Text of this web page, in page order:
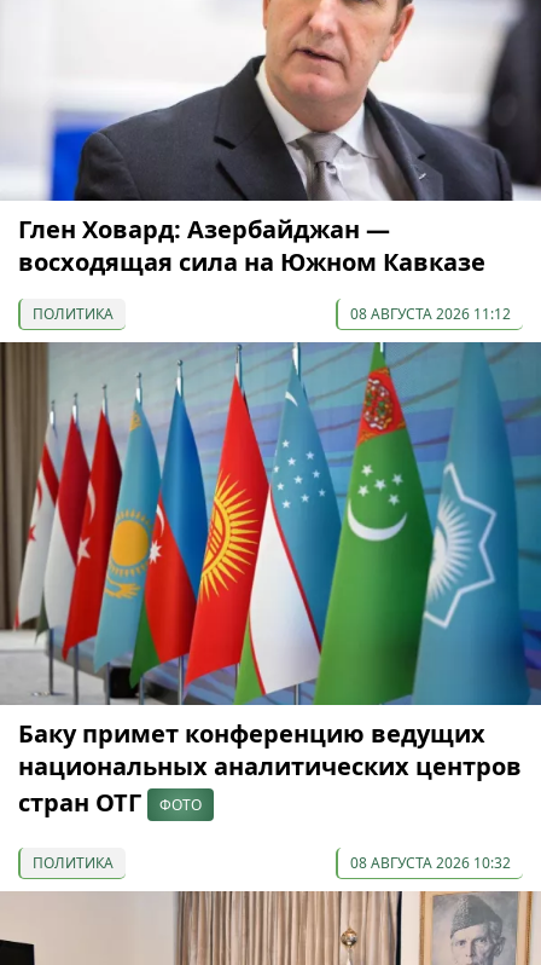
Глен Ховард: Азербайджан —
восходящая сила на Южном Кавказе
ПОЛИТИКА 08 АВГУСТА 2026 11:12
Баку примет конференцию ведущих
национальных аналитических центров
стран ОТГ
ФОТО
ПОЛИТИКА 08 АВГУСТА 2026 10:32